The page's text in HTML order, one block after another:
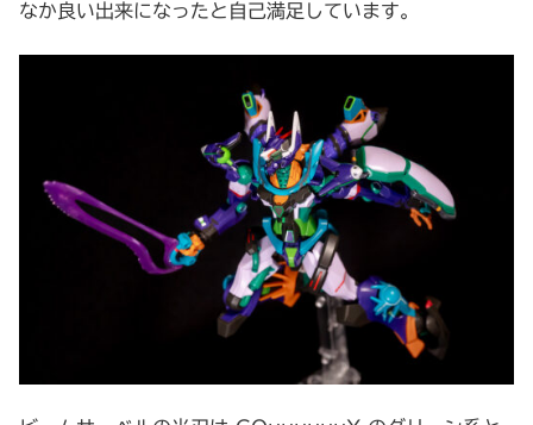
なか良い出来になったと自己満足しています。